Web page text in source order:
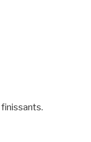
finissants.